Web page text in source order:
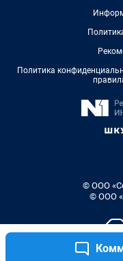
Политика
© ООО
© ООО